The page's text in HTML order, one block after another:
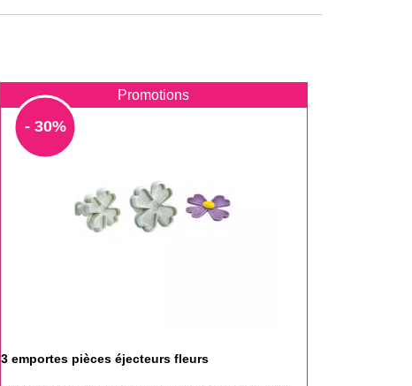
Promotions
- 30%
3 emportes pièces éjecteurs fleurs